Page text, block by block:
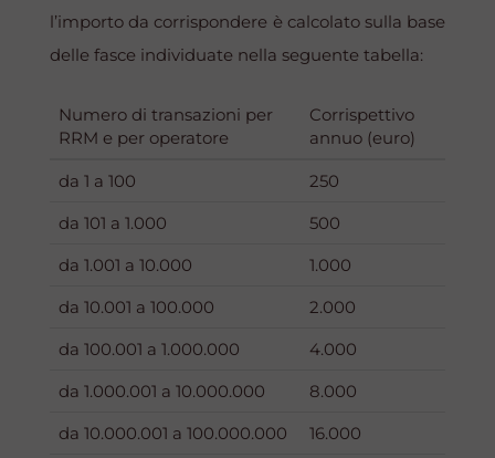
l’importo da corrispondere è calcolato sulla base
delle fasce individuate nella seguente tabella:
Numero di transazioni per
RRM e per operatore
Corrispettivo
annuo (euro)
da 1 a 100
250
da 101 a 1.000
500
da 1.001 a 10.000
1.000
da 10.001 a 100.000
2.000
da 100.001 a 1.000.000
4.000
da 1.000.001 a 10.000.000
8.000
da 10.000.001 a 100.000.000
16.000